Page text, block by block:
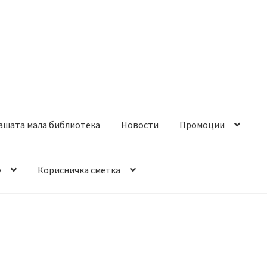
мала библиотека Новости Промоции
Корисничка сметка